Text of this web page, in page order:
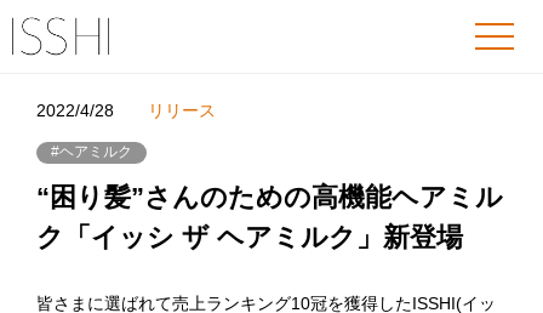
2022/4/28 リリース
#ヘアミルク
“困り髪”さんのための高機能ヘアミル
ク「イッシ ザ ヘアミルク」新登場
皆さまに選ばれて売上ランキング10冠を獲得したISSHI(イッ